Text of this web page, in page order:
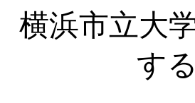
横浜市立大
す